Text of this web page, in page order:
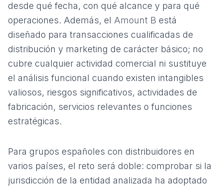
desde qué fecha, con qué alcance y para qué
operaciones. Además, el Amount B está
diseñado para transacciones cualificadas de
distribución y marketing de carácter básico; no
cubre cualquier actividad comercial ni sustituye
el análisis funcional cuando existen intangibles
valiosos, riesgos significativos, actividades de
fabricación, servicios relevantes o funciones
estratégicas.
Para grupos españoles con distribuidores en
varios países, el reto será doble: comprobar si la
jurisdicción de la entidad analizada ha adoptado